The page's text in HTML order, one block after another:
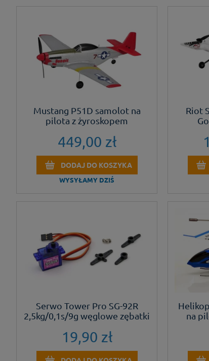
Mustang P51D samolot na
pilota z żyroskopem
449,00 zł
DODAJ DO KOSZYKA
WYSYŁAMY DZIŚ
Riot
Serwo Tower Pro SG-92R
2,5kg/0,1s/9g węglowe zębatki
19,90 zł
na